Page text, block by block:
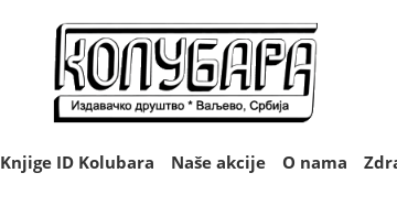
Knjige ID Kolubara Naše akcije O nama